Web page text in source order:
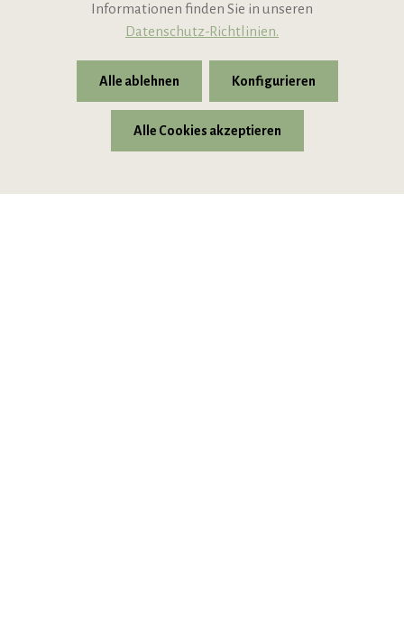
* Alle Preise inkl. gesetzl. Mehrwertsteuer zzgl.Versandkosten
Informationen finden Sie in unseren
Datenschutz-Richtlinien.
Alle ablehnen Konfigurieren
Alle Cookies akzeptieren